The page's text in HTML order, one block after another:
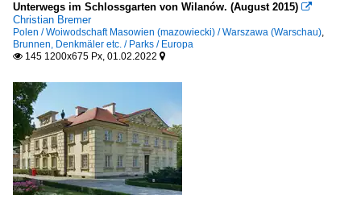
Unterwegs im Schlossgarten von Wilanów. (August 2015) 
Christian Bremer
Polen / Woiwodschaft Masowien (mazowiecki) / Warszawa (Warschau),
Brunnen, Denkmäler etc. / Parks / Europa
 145 1200x675 Px, 01.02.2022 